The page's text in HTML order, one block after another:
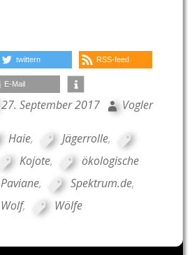
twittern RSS-feed
E-Mail
27. September 2017 Vogler
Haie, Jägerrolle,
Kojote,
ökologische
Paviane, Spektrum.de,
Wolf, Wölfe